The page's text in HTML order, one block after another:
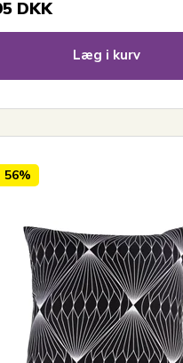
DKK
Læg i kurv
56%